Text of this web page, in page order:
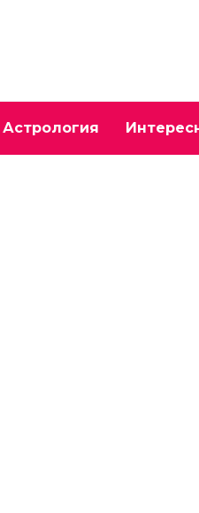
Астрология